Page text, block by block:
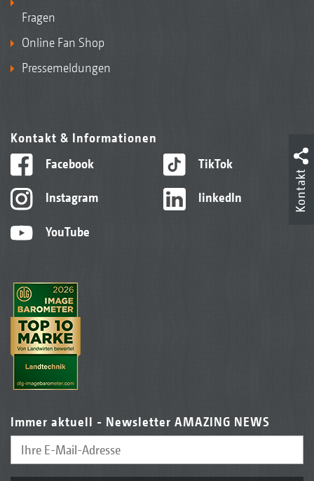
Fragen
Online Fan Shop
Pressemeldungen
Kontakt & Informationen
Facebook
Instagram
YouTube
TikTok
linkedIn
Immer aktuell - Newsletter AMAZING NEWS
Kontakt